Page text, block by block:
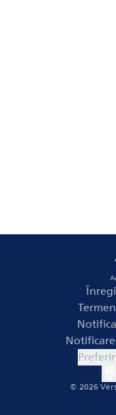
© 2026